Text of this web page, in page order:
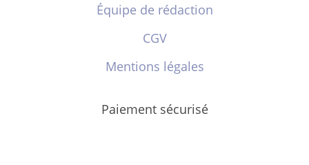
Équipe de rédaction
CGV
Mentions légales
Paiement sécurisé